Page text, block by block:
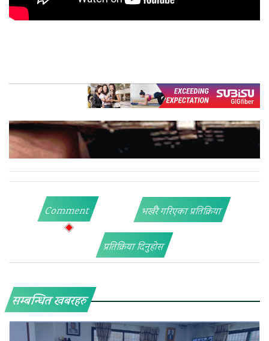
Comment भर्खरै गरिएका प्रतिक्रिया
प्रतिक्रिया दिनुहोस
सम्बन्धित खबरहरु